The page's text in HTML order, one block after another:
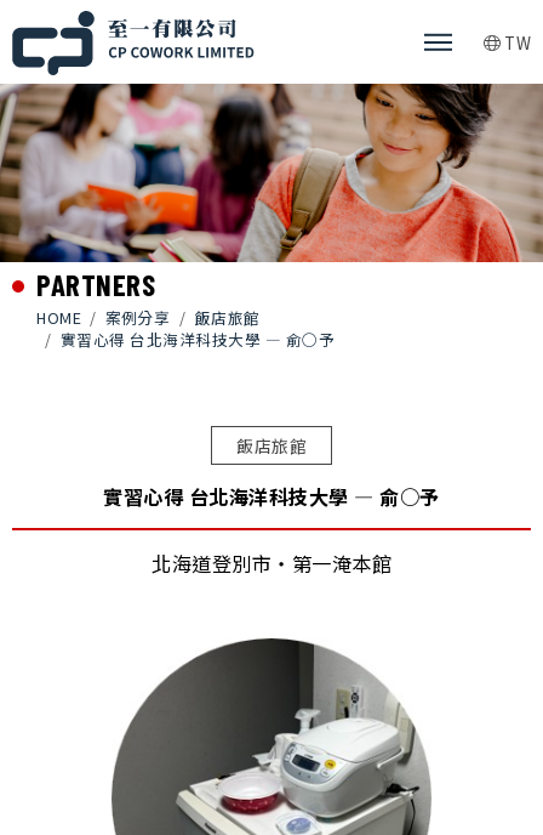
TW
PARTNERS
HOME 案例分享
飯店旅館
實習心得 台北海洋科技大學 — 俞○予
飯店旅館
實習心得 台北海洋科技大學 — 俞○予
北海道登別市・第一淹本館